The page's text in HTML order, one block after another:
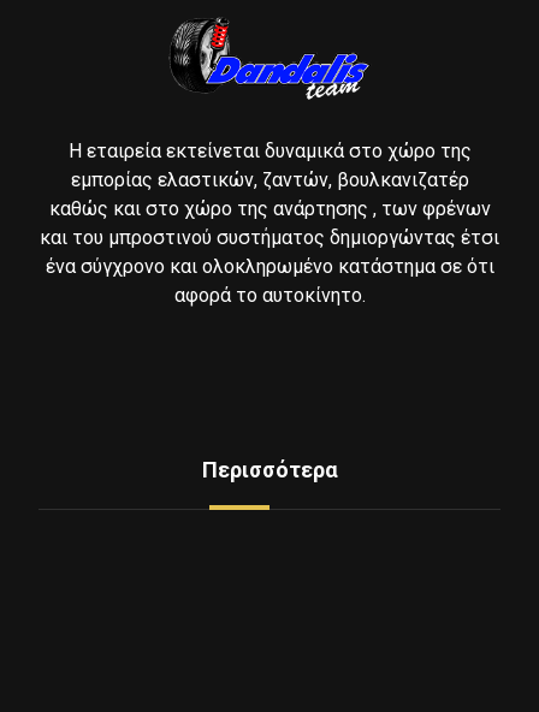
Η εταιρεία εκτείνεται δυναμικά στο χώρο της
εμπορίας ελαστικών, ζαντών, βουλκανιζατέρ
καθώς και στο χώρο της ανάρτησης , των φρένων
και του μπροστινού συστήματος δημιοργώντας έτσι
ένα σύγχρονο και ολοκληρωμένο κατάστημα σε ότι
αφορά το αυτοκίνητο.
Περισσότερα